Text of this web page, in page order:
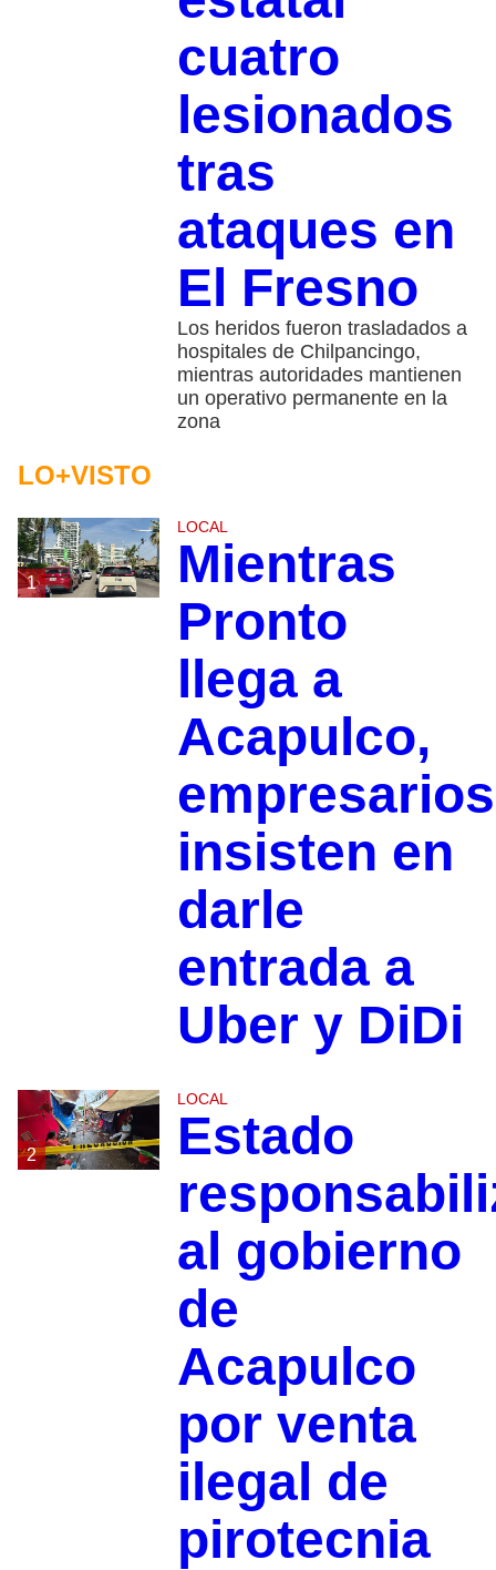
cuatro
lesionados
tras
ataques en
El Fresno
Los heridos fueron trasladados a
hospitales de Chilpancingo,
mientras autoridades mantienen
un operativo permanente en la
zona
LO+VISTO
1
LOCAL
Mientras
Pronto
llega a
Acapulco,
empresarios
insisten en
darle
entrada a
Uber y DiDi
2
LOCAL
Estado
al gobierno
de
Acapulco
por venta
ilegal de
pirotecnia